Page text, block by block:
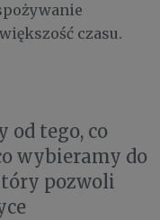
czasu.
od tego, co
wybieramy do
pozwoli